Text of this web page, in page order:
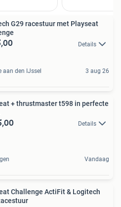
G29 racestuur met Playseat
Details
aan den IJssel 3 aug 26
+ thrustmaster t598 in perfecte
Details
Vandaag
Challenge ActiFit & Logitech